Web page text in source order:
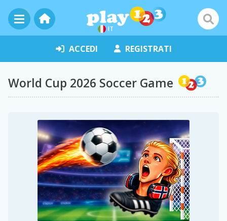
IT
ACCEDI REGISTRATI
World Cup 2026 Soccer Game